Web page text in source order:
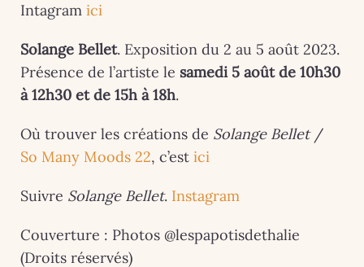
Intagram ici
Solange Bellet. Exposition du 2 au 5 août 2023.
Présence de l’artiste le samedi 5 août de 10h30
à 12h30 et de 15h à 18h.
Où trouver les créations de Solange Bellet/
So Many Moods 22, c’est ici
Suivre Solange Bellet. Instagram
Couverture : Photos @lespapotisdethalie
(Droits réservés)